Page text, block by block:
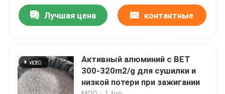
Запросите цитату
Молекулярное сито ПСА
Молекулярный сито зеолит
Лучшая цена контактные
Активный алюминий с BET
300-320m2/g для сушилки и
низкой потери при зажигании